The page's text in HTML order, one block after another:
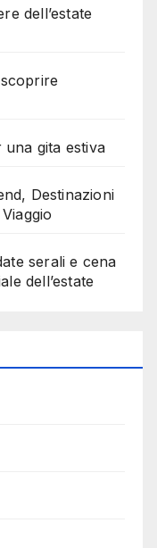
dell’estate
gita estiva
Destinazioni
serali e cena
dell’estate